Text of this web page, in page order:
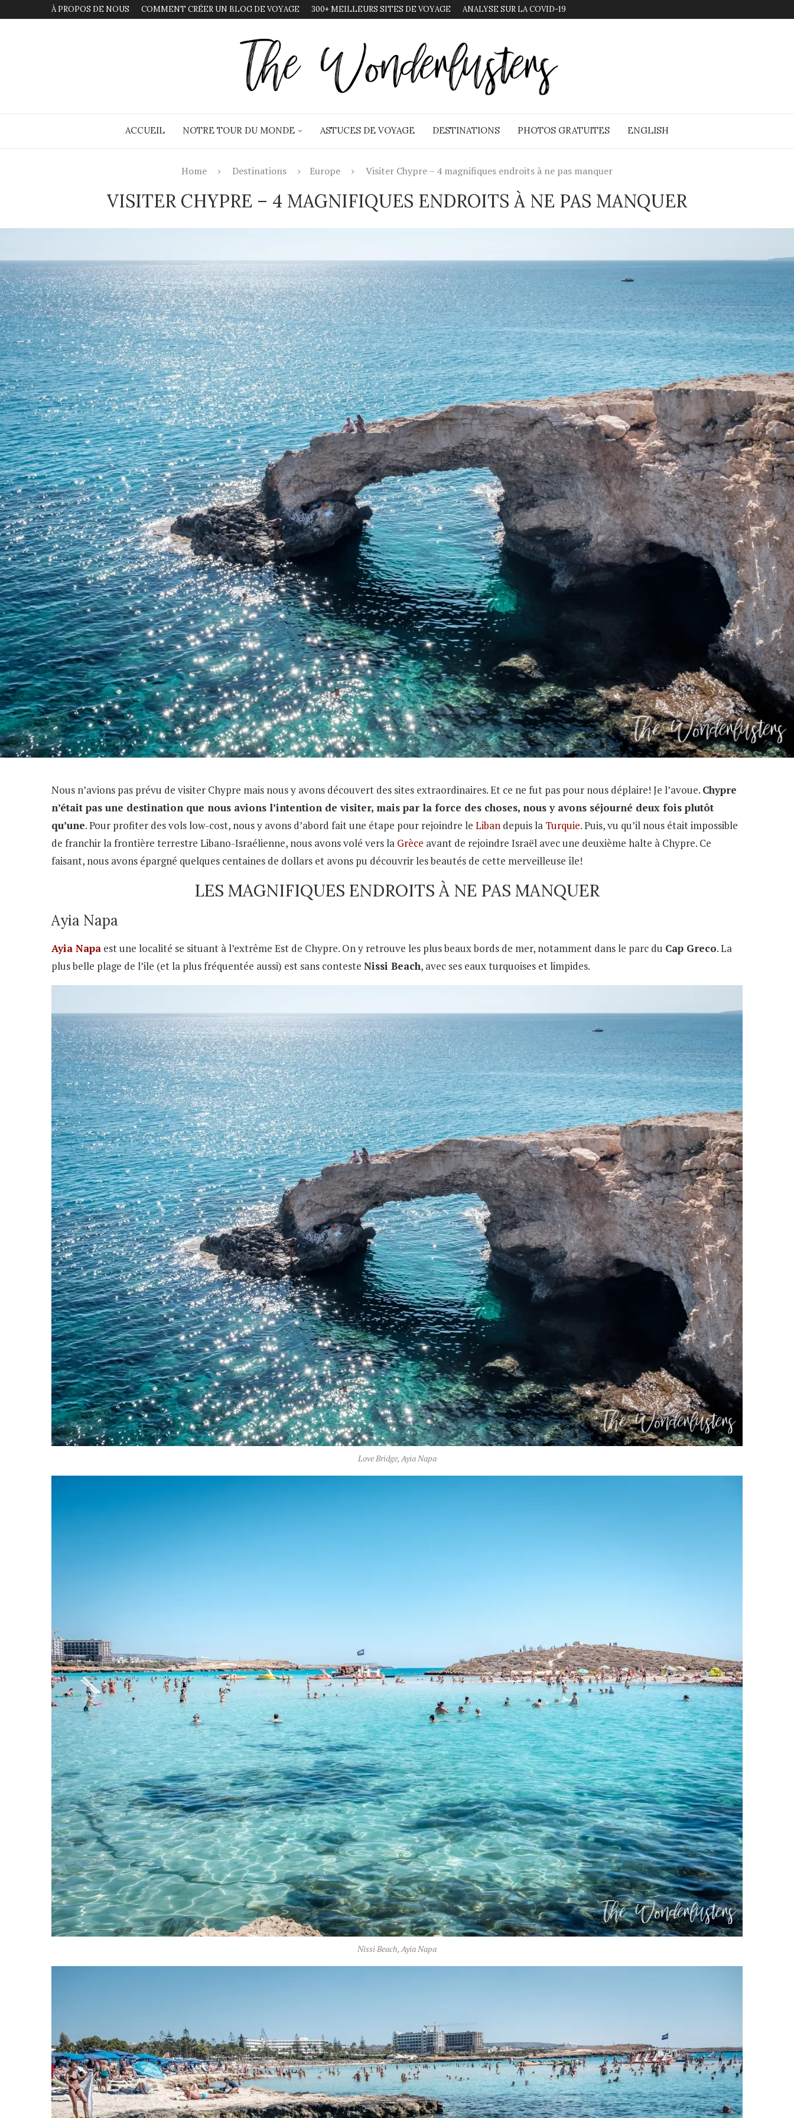
À PROPOS DE NOUS COMMENT CRÉER UN BLOG DE VOYAGE 300+ MEILLEURS SITES DE VOYAGE ANALYSE SUR LA COVID-19
ACCUEIL NOTRE TOUR DU MONDE ASTUCES DE VOYAGE DESTINATIONS PHOTOS GRATUITES ENGLISH
Home Destinations Europe Visiter Chypre – 4 magnifiques endroits à ne pas manquer
VISITER CHYPRE – 4 MAGNIFIQUES ENDROITS À NE PAS MANQUER
Nous n’avions pas prévu de visiter Chypre mais nous y avons découvert des sites extraordinaires. Et ce ne fut pas pour nous déplaire! Je l’avoue. Chypre
n’était pas une destination que nous avions l’intention de visiter, mais par la force des choses, nous y avons séjourné deux fois plutôt
qu’une. Pour profiter des vols low-cost, nous y avons d’abord fait une étape pour rejoindre le Liban depuis la Turquie. Puis, vu qu’il nous était impossible
de franchir la frontière terrestre Libano-Israélienne, nous avons volé vers la Grèce avant de rejoindre Israël avec une deuxième halte à Chypre. Ce
faisant, nous avons épargné quelques centaines de dollars et avons pu découvrir les beautés de cette merveilleuse île!
LES MAGNIFIQUES ENDROITS À NE PAS MANQUER
Ayia Napa
Ayia Napa est une localité se situant à l’extrême Est de Chypre. On y retrouve les plus beaux bords de mer, notamment dans le parc du Cap Greco. La
plus belle plage de l’ile (et la plus fréquentée aussi) est sans conteste Nissi Beach, avec ses eaux turquoises et limpides.
Love Bridge, Ayia Napa
Nissi Beach, Ayia Napa